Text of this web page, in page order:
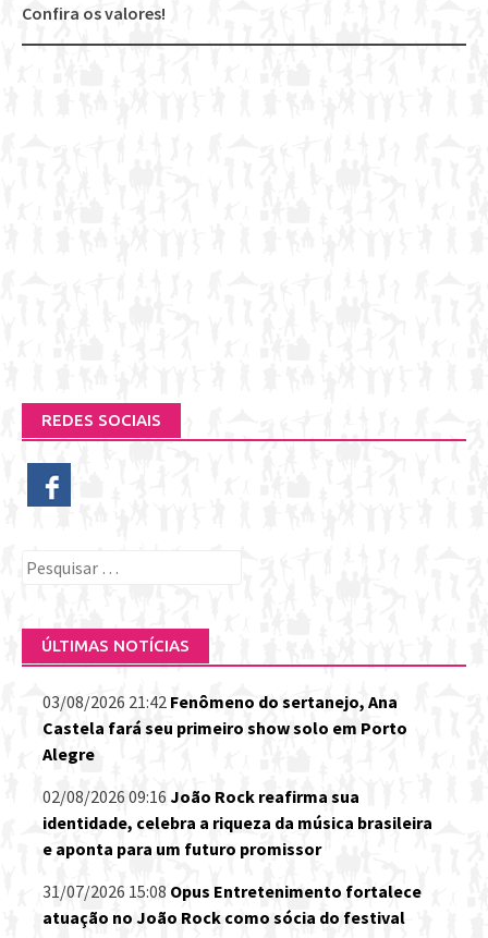
Confira os valores!
REDES SOCIAIS
Pesquisar
ÚLTIMAS NOTÍCIAS
03/08/2026 21:42 Fenômeno do sertanejo, Ana
Castela fará seu primeiro show solo em Porto
Alegre
02/08/2026 09:16 João Rock reafirma sua
identidade, celebra a riqueza da música brasileira
e aponta para um futuro promissor
31/07/2026 15:08 Opus Entretenimento fortalece
atuação no João Rock como sócia do festival